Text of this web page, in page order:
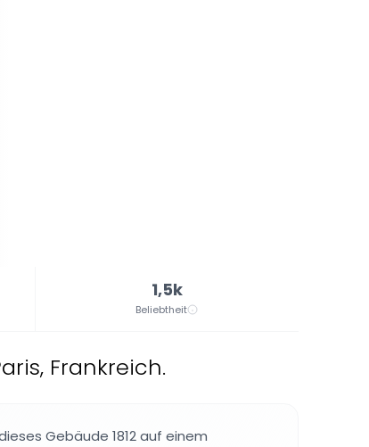
1,5k
Beliebtheit
Frankreich.
Gebäude 1812 auf einem